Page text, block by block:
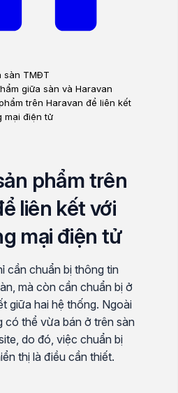
sàn TMĐT
giữa sàn và Haravan
trên Haravan để liên kết
mại điện tử
phẩm trên
liên kết với
mại điện tử
cần chuẩn bị thông tin
mà còn cần chuẩn bị ở
giữa hai hệ thống. Ngoài
có thể vừa bán ở trên sàn
do đó, việc chuẩn bị
thị là điều cần thiết.